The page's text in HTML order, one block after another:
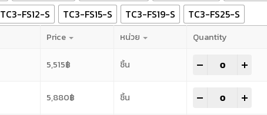
TC3-FS12-S TC3-FS15-S TC3-FS19-S TC3-FS25-S
Price หน่วย Quantity
5,515฿ ชิ้น
5,880฿ ชิ้น